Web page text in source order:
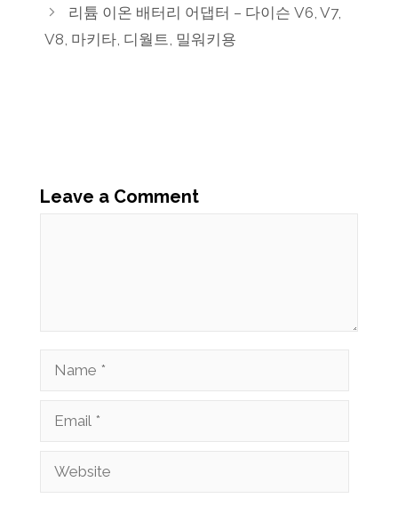
리튬 이온 배터리 어댑터 – 다이슨 V6, V7,
V8, 마키타, 디월트, 밀워키용
Leave a Comment
Name
Email
Website